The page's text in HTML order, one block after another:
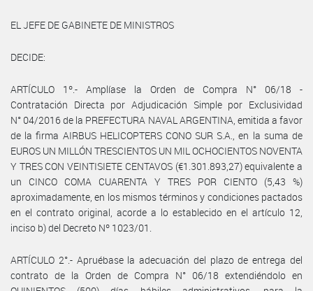
EL JEFE DE GABINETE DE MINISTROS
DECIDE:
ARTÍCULO 1º.- Amplíase la Orden de Compra N° 06/18 -
Contratación Directa por Adjudicación Simple por Exclusividad
N° 04/2016 de la PREFECTURA NAVAL ARGENTINA, emitida a favor
de la firma AIRBUS HELICOPTERS CONO SUR S.A., en la suma de
EUROS UN MILLÓN TRESCIENTOS UN MIL OCHOCIENTOS NOVENTA
Y TRES CON VEINTISIETE CENTAVOS (€1.301.893,27) equivalente a
un CINCO COMA CUARENTA Y TRES POR CIENTO (5,43 %)
aproximadamente, en los mismos términos y condiciones pactados
en el contrato original, acorde a lo establecido en el artículo 12,
inciso b) del Decreto Nº 1023/01.
ARTÍCULO 2°.- Apruébase la adecuación del plazo de entrega del
contrato de la Orden de Compra N° 06/18 extendiéndolo en